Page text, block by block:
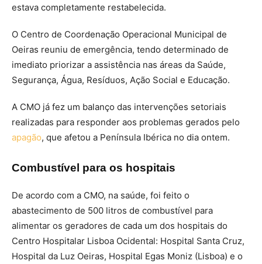
estava completamente restabelecida.
O Centro de Coordenação Operacional Municipal de
Oeiras reuniu de emergência, tendo determinado de
imediato priorizar a assistência nas áreas da Saúde,
Segurança, Água, Resíduos, Ação Social e Educação.
A CMO já fez um balanço das intervenções setoriais
realizadas para responder aos problemas gerados pelo
apagão, que afetou a Península Ibérica no dia ontem.
Combustível para os hospitais
De acordo com a CMO, na saúde, foi feito o
abastecimento de 500 litros de combustível para
alimentar os geradores de cada um dos hospitais do
Centro Hospitalar Lisboa Ocidental: Hospital Santa Cruz,
Hospital da Luz Oeiras, Hospital Egas Moniz (Lisboa) e o